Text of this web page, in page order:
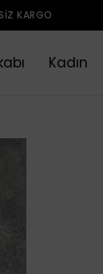
KARGO
Kadın